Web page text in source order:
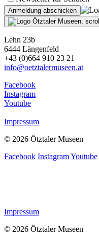
Lehn 23b
6444 Längenfeld
+43 (0)664 910 23 21
info@oetztalermuseen.at
Facebook
Instagram
Youtube
Impressum
© 2026 Ötztaler Museen
Facebook InstagramYoutube
Impressum
© 2026 Ötztaler Museen